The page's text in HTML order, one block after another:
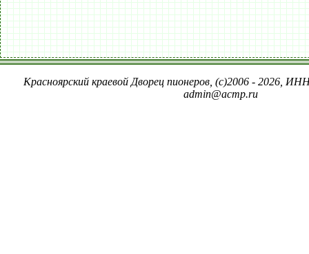
Красноярский краевой Дворец пионеров, (c)2006 - 2026,
admin@acmp.ru